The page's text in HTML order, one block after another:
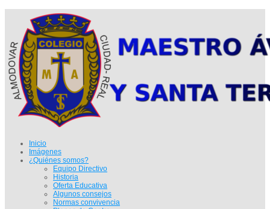
Inicio
Imágenes
¿Quiénes somos?
Equipo Directivo
Historia
Oferta Educativa
Algunos consejos
Normas convivencia